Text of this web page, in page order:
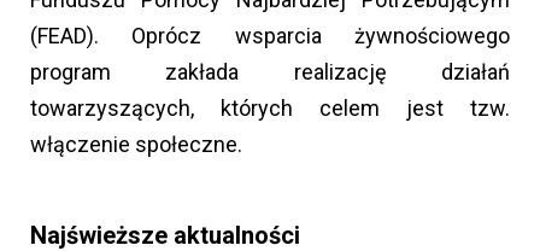
(FEAD). Oprócz wsparcia żywnościowego
program zakłada realizację działań
towarzyszących, których celem jest tzw.
włączenie społeczne.
Najświeższe aktualności